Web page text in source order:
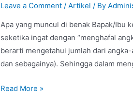
Leave a Comment /Artikel / By
Apa yang muncul di benak Bapak/Ibu
seketika ingat dengan “menghafal
berarti mengetahui jumlah dari
dan sebagainya). Sehingga dalam
Read More »